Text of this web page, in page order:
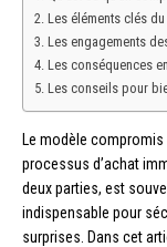
Les éléments clés
Les engagements
Les conséquences
Les conseils pour
Le modèle
processus d’achat
deux parties, est
indispensable pour
surprises. Dans cet